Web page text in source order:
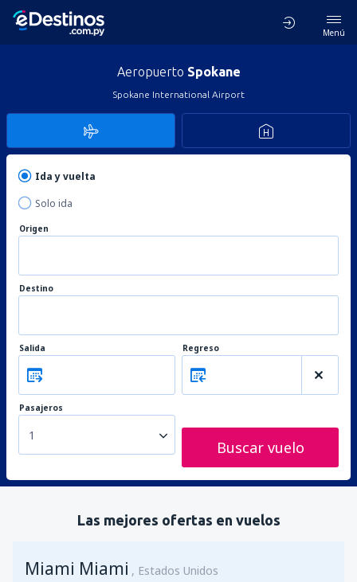
Menú
Aeropuerto Spokane
Spokane International Airport
Ida y vuelta
Solo ida
Origen
Destino
Salida Regreso
Pasajeros
1
Buscar vuelo
Las mejores ofertas en vuelos
Miami Miami Estados Unidos